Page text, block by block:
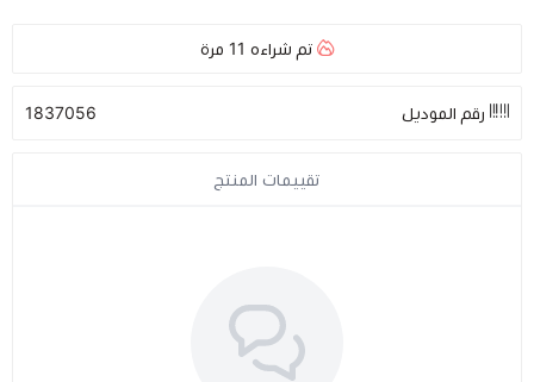
تم شراءه 11 مرة
رقم الموديل 1837056
تقييمات المنتج